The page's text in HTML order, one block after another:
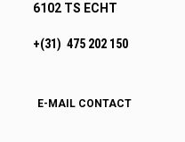
6102 TS ECHT
+(31) 475 202 150
E-MAIL CONTACT